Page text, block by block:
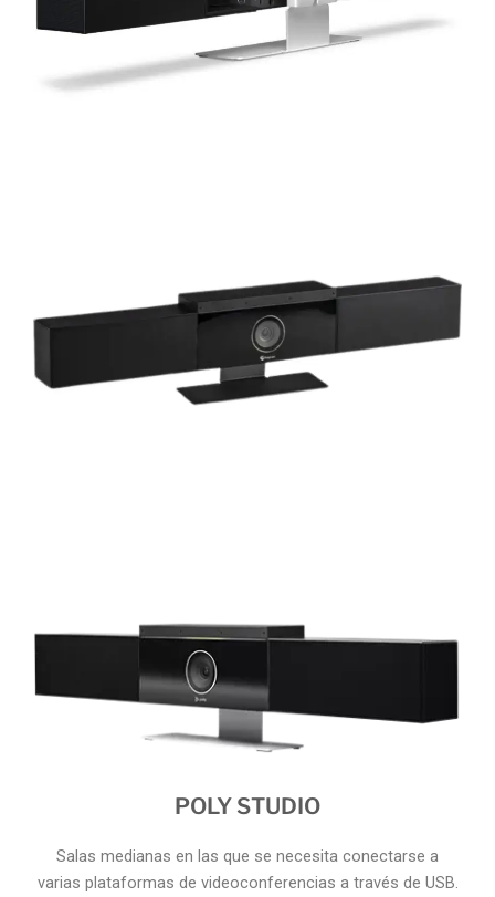
POLY STUDIO
Salas medianas en las que se necesita conectarse a
varias plataformas de videoconferencias a través de USB.